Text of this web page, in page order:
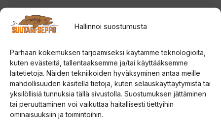
Hallinnoi suostumusta
Parhaan kokemuksen tarjoamiseksi käytämme teknologioita,
kuten evästeitä, tallentaaksemme ja/tai käyttääksemme
laitetietoja. Näiden tekniikoiden hyväksyminen antaa meille
mahdollisuuden käsitellä tietoja, kuten selauskäyttäytymistä tai
yksilöllisiä tunnuksia tällä sivustolla. Suostumuksen jättäminen
tai peruuttaminen voi vaikuttaa haitallisesti tiettyihin
ominaisuuksiin ja toimintoihin.
13 Fishing Wicked V2 18″ Medium Heavy Rod
pilkkivapa
UusiWicked Ice -pilkkivapaon suunniteltu
tarjoamaan ylivoimaista herkkyyttä ja kestävyyttä, mikä
tekee siitä erinomaisen valinnan esimerkiksi ahvenen,
harrin, taimenen ja raudun pilkintään. Edistynyt
rakenne takaa virheettömän tärpin tunnistuksen ja
tarkan hallinnan, kun taas kevyt ja tasapainoinen